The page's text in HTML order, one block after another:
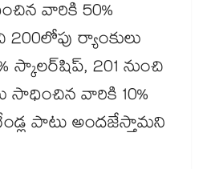
వారికి 50%
ర్యాంకులు
201 నుంచి
సాధించిన వారికి 10%
పాటు అందజేస్తామని